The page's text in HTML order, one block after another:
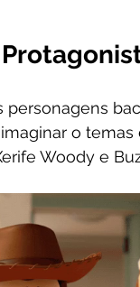
personagens
o
Woody e